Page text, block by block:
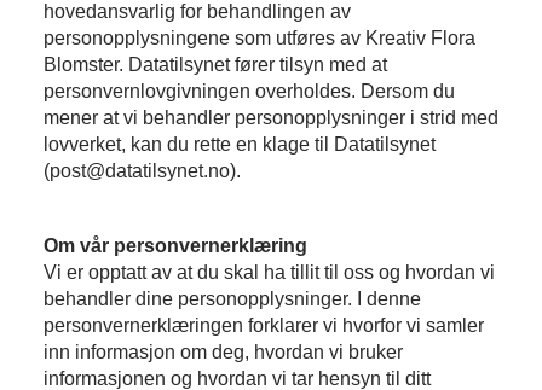
hovedansvarlig for behandlingen av
personopplysningene som utføres av Kreativ Flora
Blomster. Datatilsynet fører tilsyn med at
personvernlovgivningen overholdes. Dersom du
mener at vi behandler personopplysninger i strid med
lovverket, kan du rette en klage til Datatilsynet
(post@datatilsynet.no).
Om vår personvernerklæring
Vi er opptatt av at du skal ha tillit til oss og hvordan vi
behandler dine personopplysninger. I denne
personvernerklæringen forklarer vi hvorfor vi samler
inn informasjon om deg, hvordan vi bruker
informasjonen og hvordan vi tar hensyn til ditt